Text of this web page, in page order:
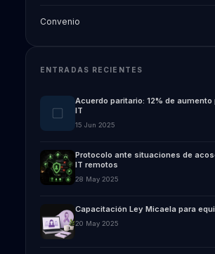
Convenio
ENTRADAS RECIENTES
Acuerdo paritario: 12% de
IT
15 Jun 2025
Protocolo ante situaciones de
IT remotos
28 May 2025
Capacitación Ley Micaela para
20 May 2025